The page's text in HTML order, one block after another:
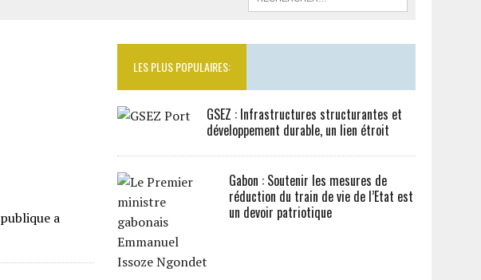
a
LES PLUS POPULAIRES:
GSEZ : Infrastructures structurantes et
développement durable, un lien étroit
Gabon : Soutenir les mesures de
réduction du train de vie de l’Etat est
un devoir patriotique